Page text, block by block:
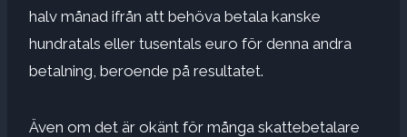
halv månad ifrån att behöva betala kanske
hundratals eller tusentals euro för denna andra
betalning, beroende på resultatet.
Även om det är okänt för många skattebetalare